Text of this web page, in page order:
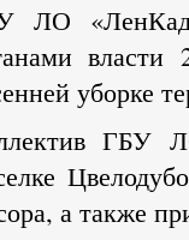
ЛО
власти
уборке
ГБУ
а также